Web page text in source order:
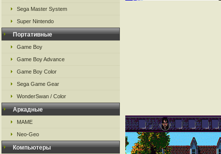
Sega Master System
Super Nintendo
Портативные
Game Boy
Game Boy Advance
Game Boy Color
Sega Game Gear
WonderSwan / Color
Аркадные
MAME
Neo-Geo
Компьютеры